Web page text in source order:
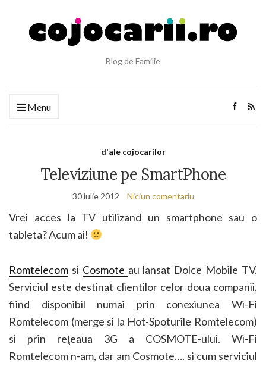
Blog de Familie
Menu
d'ale cojocarilor
Televiziune pe SmartPhone
30 iulie 2012 Niciun comentariu
Vrei acces la TV utilizand un smartphone sau o
tableta? Acum ai!
Romtelecom si Cosmote au lansat Dolce Mobile TV.
Serviciul este destinat clientilor celor doua companii,
fiind disponibil numai prin conexiunea Wi-Fi
Romtelecom (merge si la Hot-Spoturile Romtelecom)
si prin reţeaua 3G a COSMOTE-ului. Wi-Fi
Romtelecom n-am, dar am Cosmote…. si cum serviciul